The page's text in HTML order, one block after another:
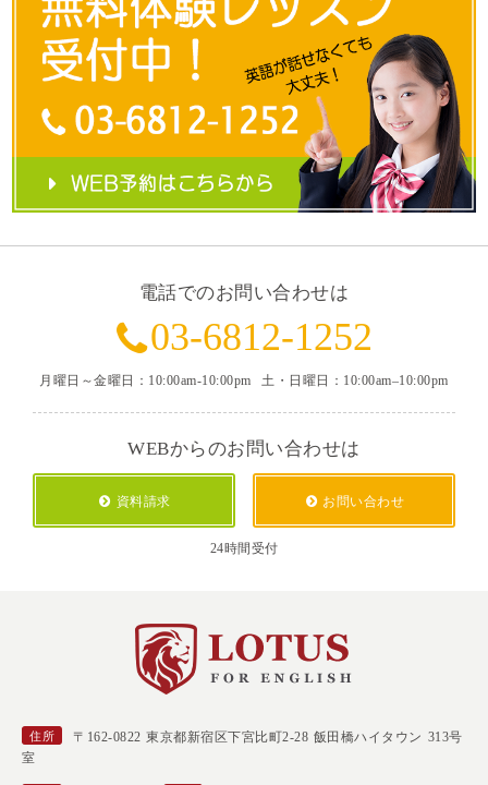
電話でのお問い合わせは
03-6812-1252
月曜日～金曜日：10:00am-10:00pm土・日曜日：10:00am–10:00pm
WEBからのお問い合わせは
資料請求 お問い合わせ
24時間受付
住所
〒162-0822 東京都新宿区下宮比町2-28 飯田橋ハイタウン 313号
室